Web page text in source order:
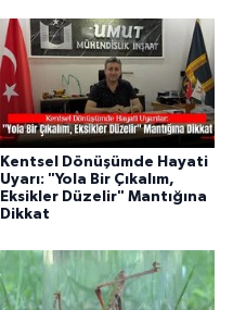
Kentsel Dönüşümde Hayati
Uyarı: "Yola Bir Çıkalım,
Eksikler Düzelir" Mantığına
Dikkat